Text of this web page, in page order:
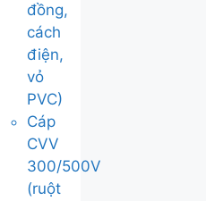
đồng,
cách
điện,
vỏ
PVC)
Cáp
CVV
300/500V
(ruột